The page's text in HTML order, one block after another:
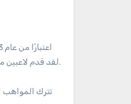
لقد قدم لاعبين مثل فرانشيسكو موليناري وغيدو ميغليوزي أداءً جيدًا باستمرار، مما أتاح لهما تأمين مراكزهما في قمة التصنيفات.
تترك المواهب